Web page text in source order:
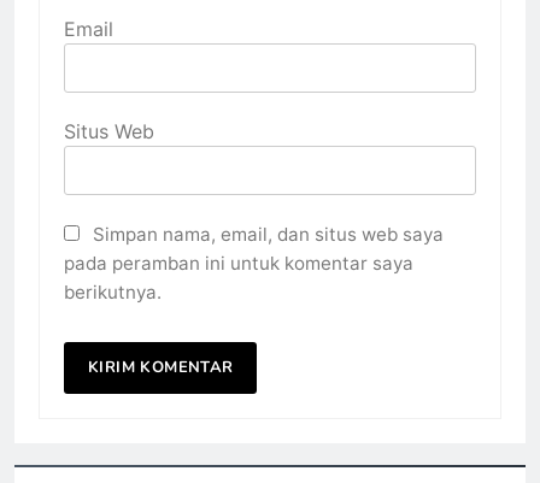
Email
Situs Web
Simpan nama, email, dan situs web saya
pada peramban ini untuk komentar saya
berikutnya.